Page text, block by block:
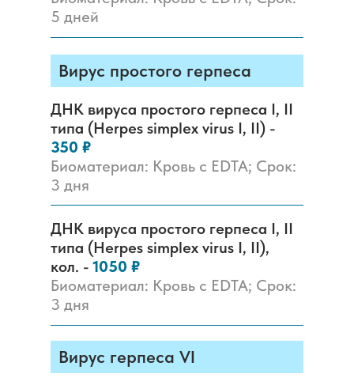
5 дней
Вирус простого герпеса
ДНК вируса простого герпеса I, II
типа (Herpes simplex virus I, II) -
350 ₽
Биоматериал: Кровь с EDTA; Срок:
3 дня
ДНК вируса простого герпеса I, II
типа (Herpes simplex virus I, II),
кол. -1050 ₽
Биоматериал: Кровь с EDTA; Срок:
3 дня
Вирус герпеса VI